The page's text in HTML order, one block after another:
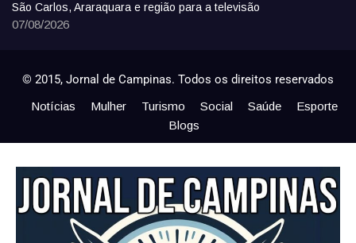
São Carlos, Araraquara e região para a televisão
07/08/2026
© 2015, Jornal de Campinas. Todos os direitos reservados
Notícias Mulher Turismo Social Saúde
Esporte
Blogs